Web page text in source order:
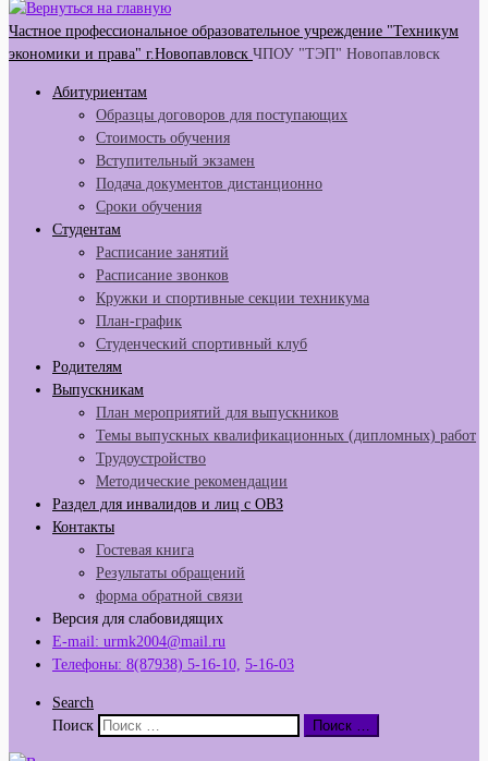
Частное профессиональное образовательное учреждение "Техникум
экономики и права" г.Новопавловск ЧПОУ "ТЭП" Новопавловск
Абитуриентам
Образцы договоров для поступающих
Стоимость обучения
Вступительный экзамен
Подача документов дистанционно
Сроки обучения
Студентам
Расписание занятий
Расписание звонков
Кружки и спортивные секции техникума
План-график
Студенческий спортивный клуб
Родителям
Выпускникам
План мероприятий для выпускников
Темы выпускных квалификационных (дипломных) работ
Трудоустройство
Методические рекомендации
Раздел для инвалидов и лиц с ОВЗ
Контакты
Гостевая книга
Результаты обращений
форма обратной связи
Версия для слабовидящих
E-mail: urmk2004@mail.ru
Телефоны: 8(87938) 5-16-10, 5-16-03
Search
Поиск
Поиск …